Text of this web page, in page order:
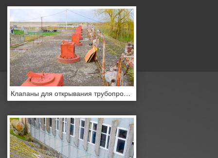
Клапаны для открывания трубопроводов водонасосной станции.